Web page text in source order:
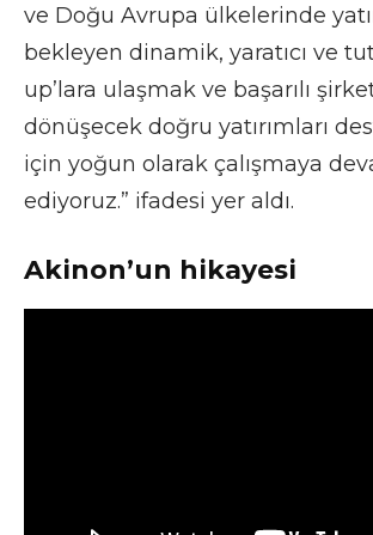
ve Doğu Avrupa ülkelerinde
bekleyen dinamik, yaratıcı ve
up’lara ulaşmak ve başarılı
dönüşecek doğru yatırımları
için yoğun olarak çalışmaya
ediyoruz.” ifadesi yer aldı.
Akinon’un hikayesi